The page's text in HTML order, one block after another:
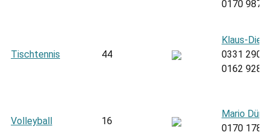
0170
Tischtennis 44
Klaus-
0331
0162
Volleyball 16
Mario
‭0170